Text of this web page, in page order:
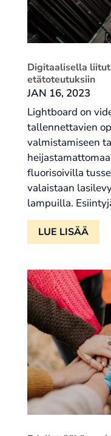
Digitaalisella
etätoteutuksiin
JAN 16, 2023
Lightboard on
tallennettavien
valmistamiseen
fluorisoivilla
valaistaan
lampuilla.
LUE LISÄÄ